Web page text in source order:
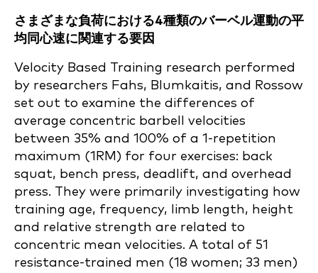
さまざまな負荷における4種類のバーベル運動の平
均同心速に関連する要因
Velocity Based Training research performed
by researchers Fahs, Blumkaitis, and Rossow
set out to examine the differences of
average concentric barbell velocities
between 35% and 100% of a 1-repetition
maximum (1RM) for four exercises: back
squat, bench press, deadlift, and overhead
press. They were primarily investigating how
training age, frequency, limb length, height
and relative strength are related to
concentric mean velocities. A total of 51
resistance-trained men (18 women; 33 men)